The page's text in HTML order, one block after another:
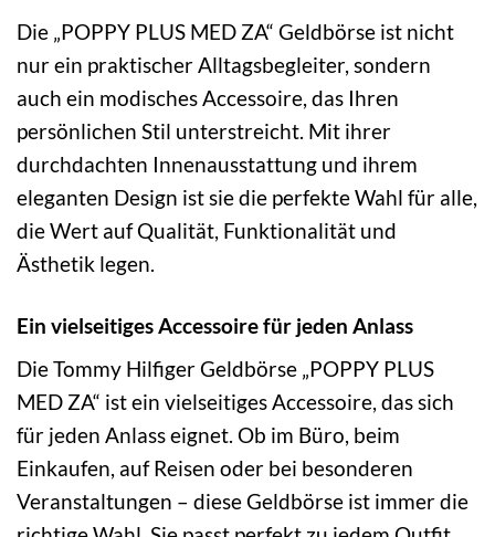
Die „POPPY PLUS MED ZA“ Geldbörse ist nicht
nur ein praktischer Alltagsbegleiter, sondern
auch ein modisches Accessoire, das Ihren
persönlichen Stil unterstreicht. Mit ihrer
durchdachten Innenausstattung und ihrem
eleganten Design ist sie die perfekte Wahl für alle,
die Wert auf Qualität, Funktionalität und
Ästhetik legen.
Ein vielseitiges Accessoire für jeden Anlass
Die Tommy Hilfiger Geldbörse „POPPY PLUS
MED ZA“ ist ein vielseitiges Accessoire, das sich
für jeden Anlass eignet. Ob im Büro, beim
Einkaufen, auf Reisen oder bei besonderen
Veranstaltungen – diese Geldbörse ist immer die